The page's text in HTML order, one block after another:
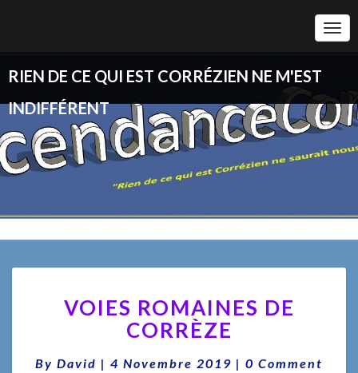
RIEN DE CE QUI EST CORRÉZIEN NE M'EST
INDIFFÉRENT
ROMAINES
DE
CORRÈZE
VOIES ROMAINES DE
CORRÈZE
By David | 4 Novembre 2019 | Comments
0 Comment